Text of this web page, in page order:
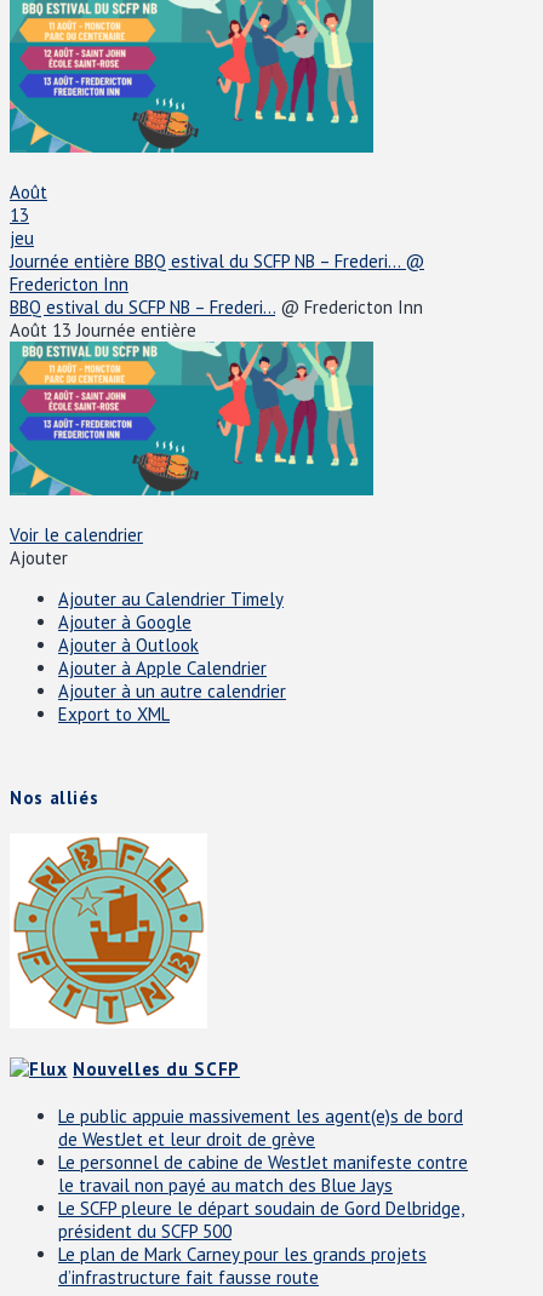
Août
13
jeu
Journée entière BBQ estival du SCFP NB – Frederi... @
Fredericton Inn
BBQ estival du SCFP NB – Frederi... @ Fredericton Inn
Août 13Journée entière
Voir le calendrier
Ajouter
Ajouter au Calendrier Timely
Ajouter à Google
Ajouter à Outlook
Ajouter à Apple Calendrier
Ajouter à un autre calendrier
Export to XML
Nos alliés
Nouvelles du SCFP
Le public appuie massivement les agent(e)s de bord
de WestJet et leur droit de grève
Le personnel de cabine de WestJet manifeste contre
le travail non payé au match des Blue Jays
Le SCFP pleure le départ soudain de Gord Delbridge,
président du SCFP 500
Le plan de Mark Carney pour les grands projets
d’infrastructure fait fausse route